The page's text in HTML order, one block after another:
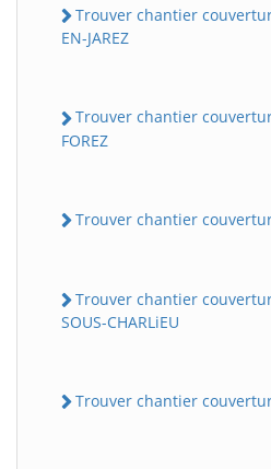
Trouver chantier
EN-JAREZ
Trouver chantier
FOREZ
Trouver chantier
Trouver chantier
SOUS-CHARLiEU
Trouver chantier